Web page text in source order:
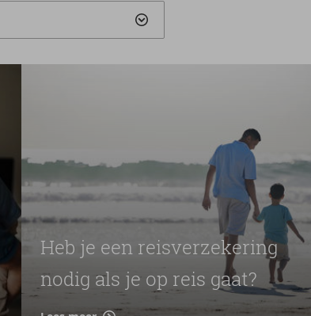
Heb je een reisverzekering
nodig als je op reis gaat?